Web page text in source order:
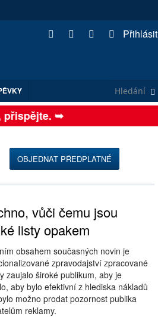
Přihlásit
➥
OBJEDNAT PŘEDPLATNÉ
vůči čemu jsou
listy opakem
obsahem současných novin je
zpravodajství zpracované
zaujalo široké publikum, aby je
aby bylo efektivní z hlediska nákladů
možno prodat pozornost publika
reklamy.